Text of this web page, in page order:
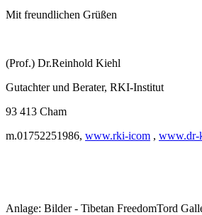
Mit freundlichen Grüßen
(Prof.) Dr.Reinhold Kiehl
Gutachter und Berater, RKI-Institut
93 413 Cham
m.01752251986, www.rki-icom , www.dr-
Anlage: Bilder - Tibetan FreedomTord